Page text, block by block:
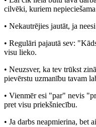
cilvēki, kuriem
• Nekautrējies jautāt, ja
• Regulāri pajautā sev:
visu lieko.
• Neuzsver, ka tev trūkst
pievērstu uzmanību tavam
• Vienmēr esi "par" nevis
pret visu priekšniecību.
• Ja darbs neapmierina, bet